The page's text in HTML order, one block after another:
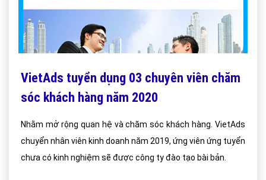
VietAds tuyển dụng 03 chuyên viên chăm
sóc khách hàng năm 2020
Nhằm mở rộng quan hệ và chăm sóc khách hàng. VietAds
chuyển nhân viên kinh doanh năm 2019, ứng viên ứng tuyển
chưa có kinh nghiệm sẽ được công ty đào tạo bài bản.